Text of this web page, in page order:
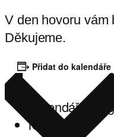
V den hovoru vám
Děkujeme.
Přidat do kalendáře
Kalendář
iCalendar